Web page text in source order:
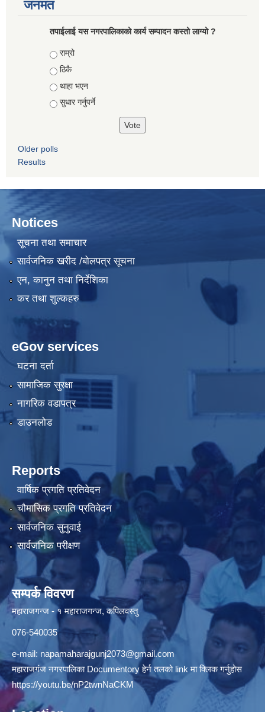
जनमत
तपाईलाई यस नगरपालिकाको कार्य सम्पादन कस्तो लाग्यो ?
Choices
राम्रो
ठिकै
थाहा भएन
सुधार गर्नुपर्ने
Older polls
Results
Notices
सूचना तथा समाचार
सार्वजनिक खरीद /बोलपत्र सूचना
एन, कानुन तथा निर्देशिका
कर तथा शुल्कहरु
eGov services
घटना दर्ता
सामाजिक सुरक्षा
नागरिक वडापत्र
डाउनलोड
Reports
वार्षिक प्रगति प्रतिवेदन
चौमासिक प्रगति प्रतिवेदन
सार्वजनिक सुनुवाई
सार्वजनिक परीक्षण
सम्पर्क विवरण
महाराजगन्ज - १ महाराजगन्ज, कपिलवस्तु
076-540035
e-mail: napamaharajgunj2073@gmail.com
महाराजगंज नगरपालिका Documentory हेर्न तलको link मा क्लिक गर्नुहोस
https://youtu.be/nP2twnNaCKM